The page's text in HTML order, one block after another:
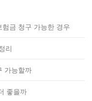
금 청구 가능한 경우
리
가능할까
좋을까